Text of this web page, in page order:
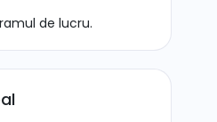
de lucru.